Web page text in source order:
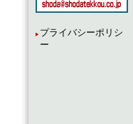
プライバシーポリシ
ー